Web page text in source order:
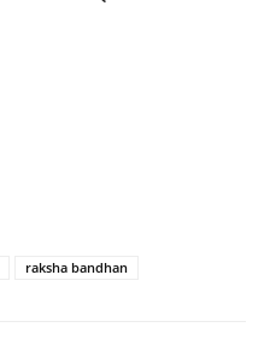
raksha bandhan